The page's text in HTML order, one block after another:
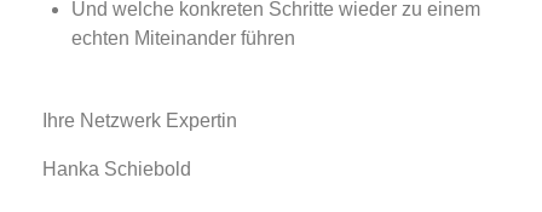
Und welche konkreten Schritte wieder zu einem
echten Miteinander führen
Ihre Netzwerk Expertin
Hanka Schiebold